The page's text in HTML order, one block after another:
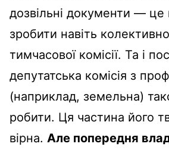
дозвільні документи —
зробити навіть
тимчасової комісії. Та і
депутатська комісія з
(наприклад, земельна)
робити. Ця частина його
вірна. Але попередня